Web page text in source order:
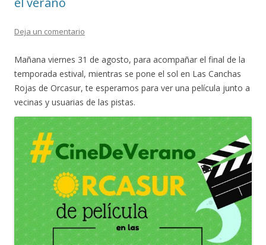
Deja un comentario
Mañana viernes 31 de agosto, para acompañar el final de la
temporada estival, mientras se pone el sol en Las Canchas
Rojas de Orcasur, te esperamos para ver una película junto a
vecinas y usuarias de las pistas.